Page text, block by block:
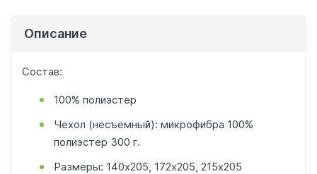
Описание
Состав:
100% полиэстер
Чехол (несъемный): микрофибра 100%
полиэстер 300 г.
Размеры: 140х205, 172х205, 215х205